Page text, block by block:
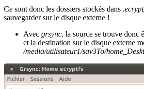
Ce sont donc les dossiers stockés dans
sauvegarder sur le disque externe !
Avec grsync, la source se trouve donc
et la destination sur le disque externe
/media/utilisateur1/sav3To/